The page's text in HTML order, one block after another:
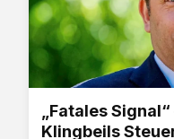
„Fatales
Klingbeils